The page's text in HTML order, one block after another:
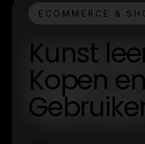
ECOMMERCE &
Kunst
Kopen